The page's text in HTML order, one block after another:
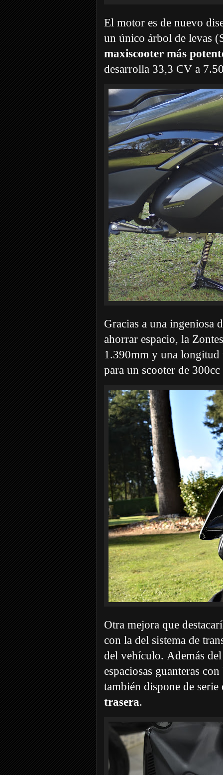
El motor es de nuevo
un único árbol de levas
maxiscooter más
desarrolla 33,3 CV a
Gracias a una ingeniosa
ahorrar espacio, la
1.390mm y una longitud
para un scooter de
Otra mejora que
con la del sistema de
del vehículo. Además
espaciosas guanteras con
también dispone de
trasera.